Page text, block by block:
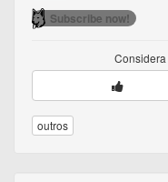
Subscribe now!
Considera
outros